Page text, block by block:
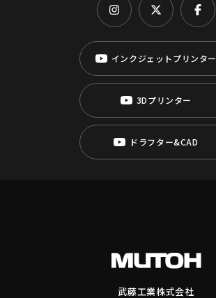
インクジェットプリンター
3Dプリンター
ドラフター&CAD
武藤工業株式会社